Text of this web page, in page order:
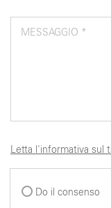
MESSAGGIO *
Letta l'informativa sul
Do il consenso